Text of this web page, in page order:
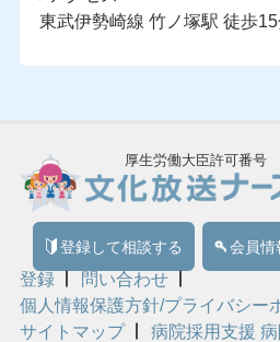
東武伊勢崎線 竹ノ塚駅 徒歩15
厚生労働大臣許可番号
登録して相談する 会員情
登録
問い合わせ
個人情報保護方針/プライバシー
サイトマップ
病院採用支援